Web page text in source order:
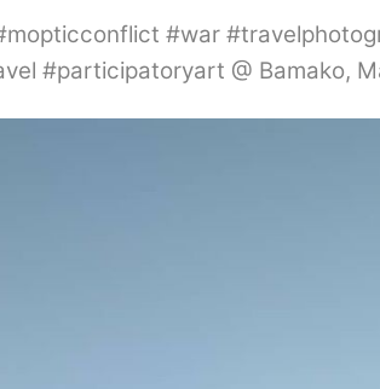
#war
#participatoryart @ Bamako,